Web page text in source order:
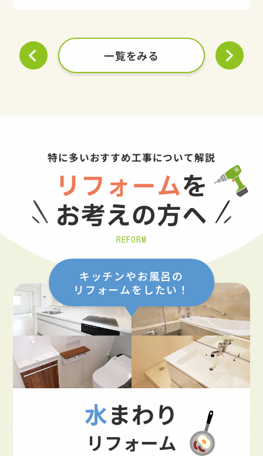
一覧をみる
特に多いおすすめ工事について解説
リフォームを
お考えの方へ
REFORM
キッチンやお風呂の
リフォームをしたい！
水まわり
リフォーム